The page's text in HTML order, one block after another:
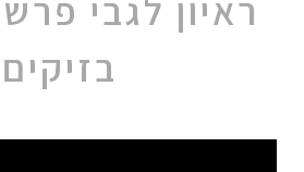
ראיון לגבי
בזיקים